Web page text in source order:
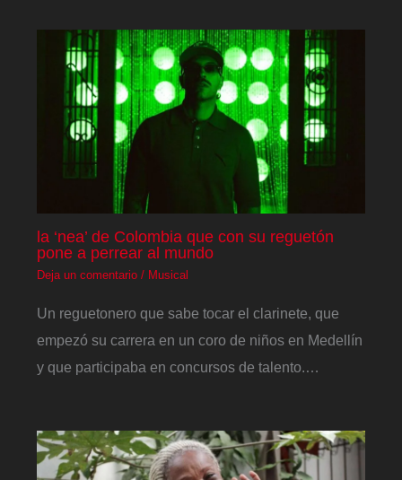
la ‘nea’ de Colombia que con su reguetón
pone a perrear al mundo
Deja un comentario / Musical
Un reguetonero que sabe tocar el clarinete, que
empezó su carrera en un coro de niños en Medellín
y que participaba en concursos de talento.…